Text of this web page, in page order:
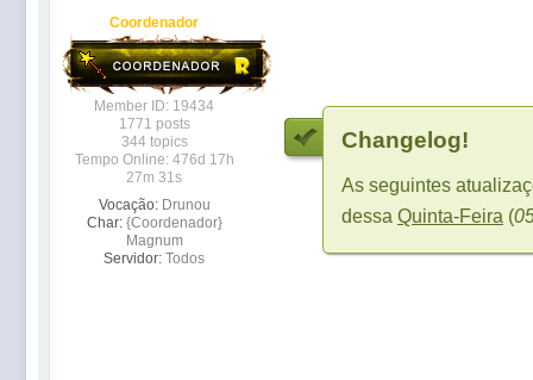
Coordenador
Member ID: 19434
1771 posts
344 topics
Tempo Online: 476d 17h
27m 31s
Vocação: Drunou
Char: {Coordenador}
Magnum
Servidor: Todos
Changelog!
As seguintes
dessa Quinta-Feira (